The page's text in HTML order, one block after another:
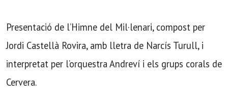
Presentació de l’Himne del Mil·lenari, compost per
Jordi Castellà Rovira, amb lletra de Narcís Turull, i
interpretat per l’orquestra Andreví i els grups corals de
Cervera.